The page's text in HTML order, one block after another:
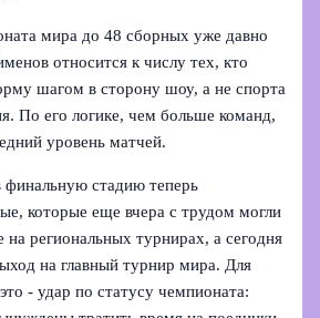
мира до 48 сборных уже давно
относится к числу тех, кто
шагом в сторону шоу, а не спорта
По его логике, чем больше команд,
уровень матчей.
финальную стадию теперь
которые еще вчера с трудом могли
на региональных турнирах, а сегодня
на главный турнир мира. Для
- удар по статусу чемпионата: